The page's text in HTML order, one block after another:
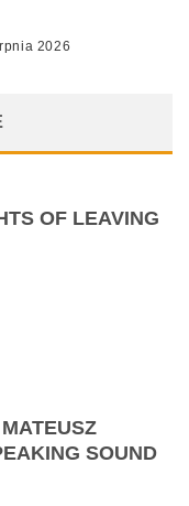
2026
OF LEAVING
SOUND